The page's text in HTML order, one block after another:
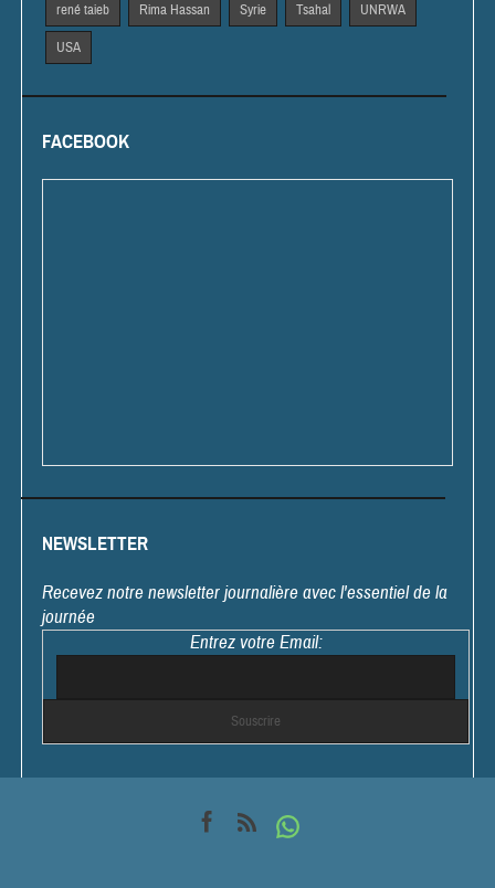
rené taieb Rima Hassan Syrie Tsahal UNRWA
USA
FACEBOOK
NEWSLETTER
Recevez notre newsletter journalière avec l'essentiel de la
journée
Entrez votre Email: